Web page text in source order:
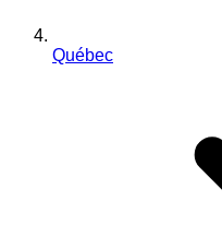
Québec